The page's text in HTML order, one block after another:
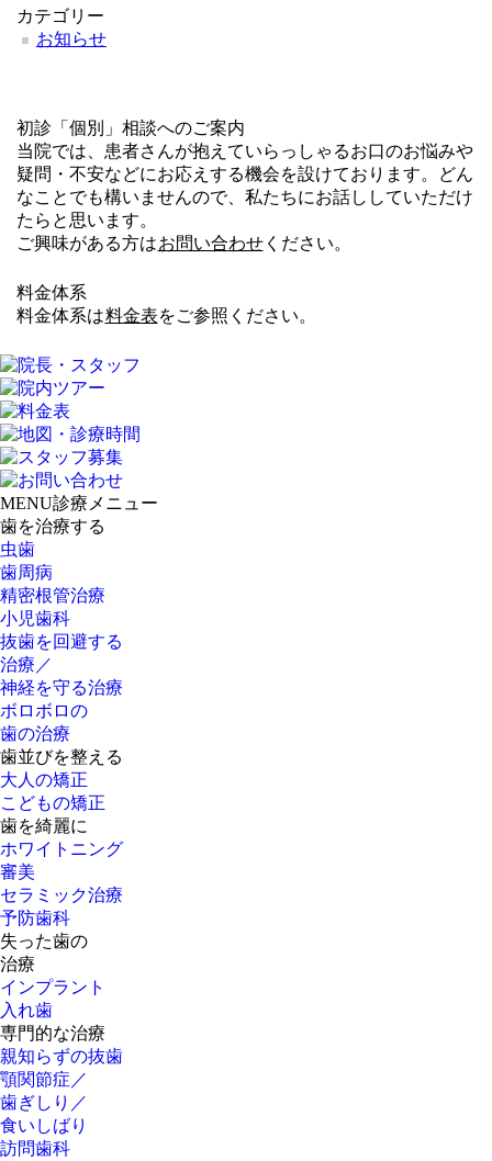
カテゴリー
お知らせ
初診「個別」相談へのご案内
当院では、患者さんが抱えていらっしゃるお口のお悩みや
疑問・不安などにお応えする機会を設けております。どん
なことでも構いませんので、私たちにお話ししていただけ
たらと思います。
ご興味がある方はお問い合わせ ください。
料金体系
料金体系は料金表をご参照ください。
MENU診療メニュー
歯を治療する
虫歯
歯周病
精密根管治療
小児歯科
抜歯を回避する
治療／
神経を守る治療
ボロボロの
歯の治療
歯並びを整える
大人の矯正
こどもの矯正
歯を綺麗に
ホワイトニング
審美
セラミック治療
予防歯科
失った歯の
治療
インプラント
入れ歯
専門的な治療
親知らずの抜歯
顎関節症／
歯ぎしり／
食いしばり
訪問歯科